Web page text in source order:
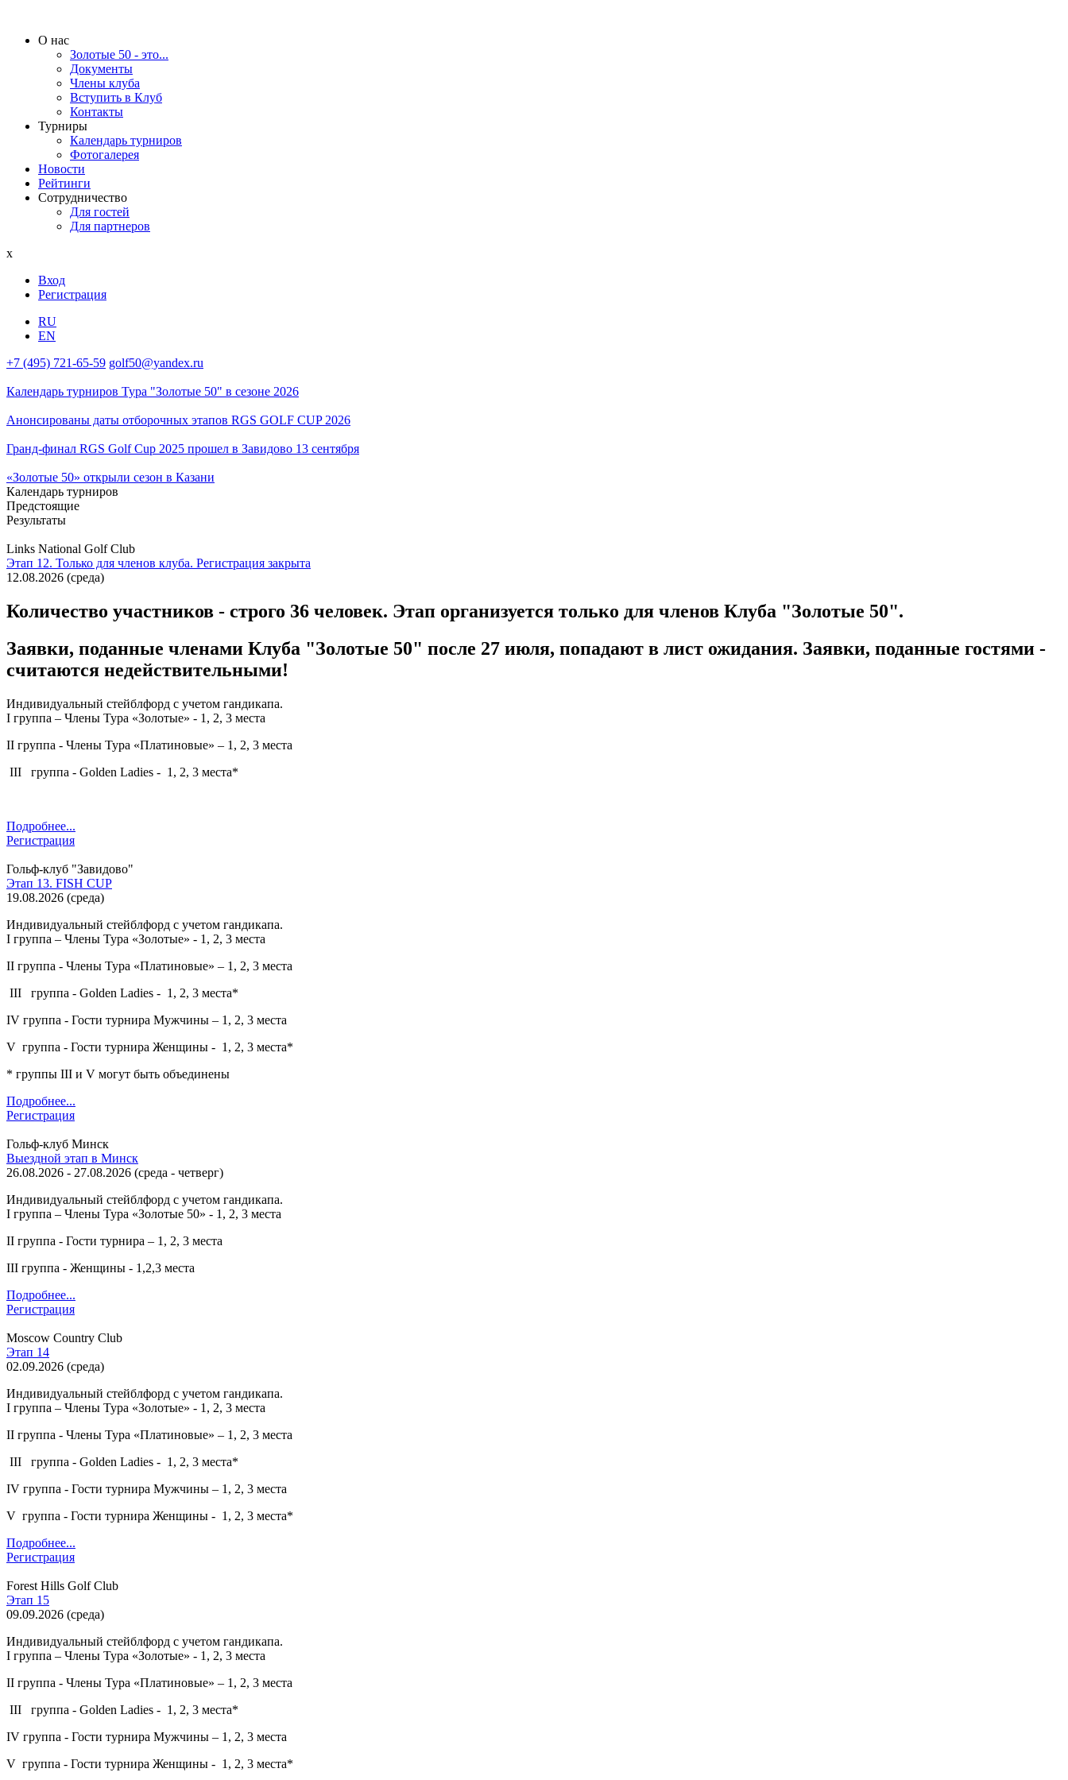
О нас
Золотые 50 - это...
Документы
Члены клуба
Вступить в Клуб
Контакты
Турниры
Календарь турниров
Фотогалерея
Новости
Рейтинги
Сотрудничество
Для гостей
Для партнеров
x
Вход
Регистрация
RU
EN
+7 (495) 721-65-59 golf50@yandex.ru
Календарь турниров Тура "Золотые 50" в сезоне 2026
Анонсированы даты отборочных этапов RGS GOLF CUP 2026
Гранд-финал RGS Golf Cup 2025 прошел в Завидово 13 сентября
«Золотые 50» открыли сезон в Казани
Календарь турниров
Предстоящие
Результаты
Links National Golf Club
Этап 12. Только для членов клуба. Регистрация закрыта
12.08.2026 (среда)
Количество участников - строго 36 человек. Этап организуется только для членов Клуба "Золотые 50".
Заявки, поданные членами Клуба "Золотые 50" после 27 июля, попадают в лист ожидания. Заявки, поданные гостями -
считаются недействительными!
Индивидуальный стейблфорд с учетом гандикапа.
I группа – Члены Тура «Золотые» - 1, 2, 3 места
II группа - Члены Тура «Платиновые» – 1, 2, 3 места
III группа - Golden Ladies - 1, 2, 3 места*
Подробнее...
Регистрация
Гольф-клуб "Завидово"
Этап 13. FISH CUP
19.08.2026 (среда)
Индивидуальный стейблфорд с учетом гандикапа.
I группа – Члены Тура «Золотые» - 1, 2, 3 места
II группа - Члены Тура «Платиновые» – 1, 2, 3 места
III группа - Golden Ladies - 1, 2, 3 места*
IV группа - Гости турнира Мужчины – 1, 2, 3 места
V группа - Гости турнира Женщины - 1, 2, 3 места*
* группы III и V могут быть объединены
Подробнее...
Регистрация
Гольф-клуб Минск
Выездной этап в Минск
26.08.2026 - 27.08.2026 (среда - четверг)
Индивидуальный стейблфорд с учетом гандикапа.
I группа – Члены Тура «Золотые 50» - 1, 2, 3 места
II группа - Гости турнира – 1, 2, 3 места
III группа - Женщины - 1,2,3 места
Подробнее...
Регистрация
Moscow Country Club
Этап 14
02.09.2026 (среда)
Индивидуальный стейблфорд с учетом гандикапа.
I группа – Члены Тура «Золотые» - 1, 2, 3 места
II группа - Члены Тура «Платиновые» – 1, 2, 3 места
III группа - Golden Ladies - 1, 2, 3 места*
IV группа - Гости турнира Мужчины – 1, 2, 3 места
V группа - Гости турнира Женщины - 1, 2, 3 места*
Подробнее...
Регистрация
Forest Hills Golf Club
Этап 15
09.09.2026 (среда)
Индивидуальный стейблфорд с учетом гандикапа.
I группа – Члены Тура «Золотые» - 1, 2, 3 места
II группа - Члены Тура «Платиновые» – 1, 2, 3 места
III группа - Golden Ladies - 1, 2, 3 места*
IV группа - Гости турнира Мужчины – 1, 2, 3 места
V группа - Гости турнира Женщины - 1, 2, 3 места*